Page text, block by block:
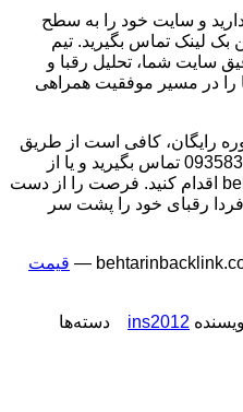
و سایت خود را به سطح
بک لینک تماس بگیرید. تیم
سایت شما، تحلیل رقبا و
در مسیر موفقیت همراهی
رایگان، کافی است از طریق
تلگرام یا واتساپ با شماره 09358323497 تماس بگیرید و یا از
طریق سایت behtarinbacklink.com اقدام کنید. فرصت را از دست
رقبای خود را پشت سر
قیمت
ins2012
دسته‌ها